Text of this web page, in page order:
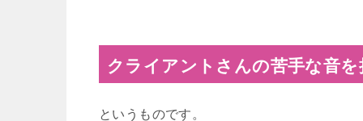
クライアントさんの苦手な音を
というものです。